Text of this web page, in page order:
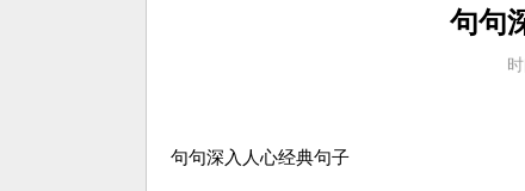
句句
句句深入人心经典句子